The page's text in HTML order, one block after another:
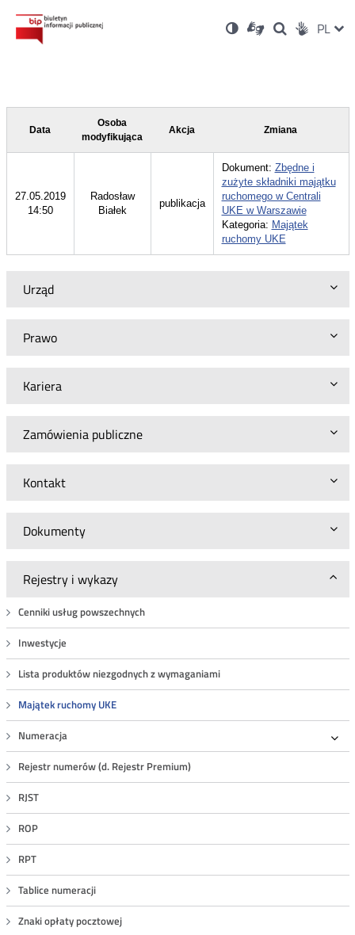
Ustawienia
Wersja
kontrastowa
Dla
niesłyszących
OtwórzOtwórz
w
Otwórz
w
Social PL
Urząd
Prawo
Kariera
Zamówienia publiczne
Kontakt
Dokumenty
Rejestry i wykazy
Cenniki usług powszechnych
Inwestycje
Lista produktów niezgodnych z wymaganiami
Majątek ruchomy UKE
Numeracja
Rejestr numerów (d. Rejestr Premium)
RJST
ROP
RPT
Tablice numeracji
Znaki opłaty pocztowej
Data
Osoba
modyfikująca
Akcja Zmiana
27.05.2019
14:50
Radosław
Białek
publikacja
Dokument: Zbędne i
zużyte składniki majątku
ruchomego w Centrali
UKE w Warszawie
Kategoria: Majątek
ruchomy UKE